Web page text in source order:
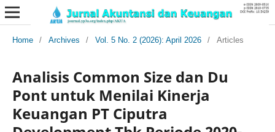
Home / Archives / Vol. 5 No. 2 (2026): April 2026 / Articles
Analisis Common Size dan Du
Pont untuk Menilai Kinerja
Keuangan PT Ciputra